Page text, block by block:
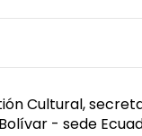
Cultural,
- sede